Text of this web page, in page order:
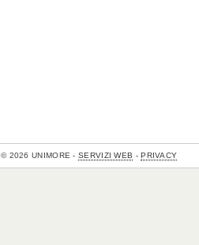
© 2026 UNIMORE -SERVIZI WEB - PRIVACY